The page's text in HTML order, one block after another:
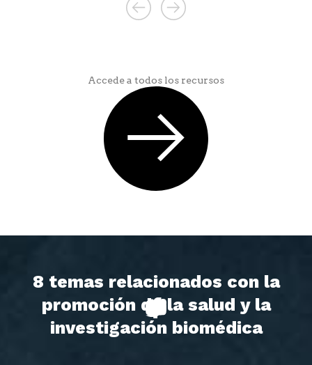
Accede a todos los recursos
8 temas relacionados con la
promoción de la salud y la
investigación biomédica